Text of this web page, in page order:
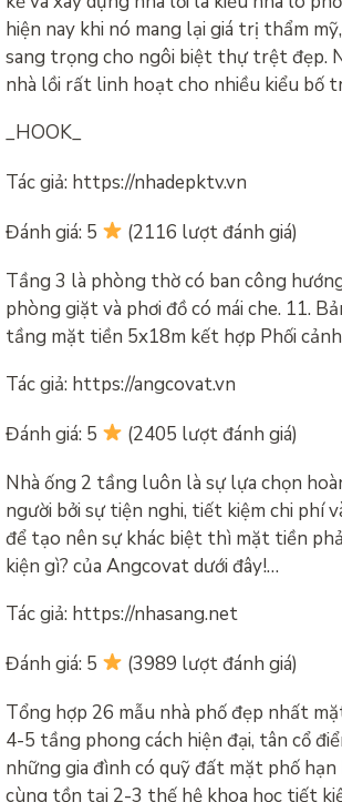
hiện nay khi nó mang lại giá trị thẩm
sang trọng cho ngôi biệt thự trệt đẹp.
nhà lồi rất linh hoạt cho nhiều kiểu bố
_HOOK_
Tác giả: https://nhadepktv.vn
Đánh giá: 5
(2116 lượt đánh giá)
Tầng 3 là phòng thờ có ban công
phòng giặt và phơi đồ có mái che. 11.
tầng mặt tiền 5x18m kết hợp Phối
Tác giả: https://angcovat.vn
Đánh giá: 5
(2405 lượt đánh giá)
Nhà ống 2 tầng luôn là sự lựa chọn
người bởi sự tiện nghi, tiết kiệm chi phí
để tạo nên sự khác biệt thì mặt tiền
kiện gì? của Angcovat dưới đây!…
Tác giả: https://nhasang.net
Đánh giá: 5
(3989 lượt đánh giá)
Tổng hợp 26 mẫu nhà phố đẹp nhất
4-5 tầng phong cách hiện đại, tân cổ
những gia đình có quỹ đất mặt phố hạn
cùng tồn tại 2-3 thế hệ khoa học tiết